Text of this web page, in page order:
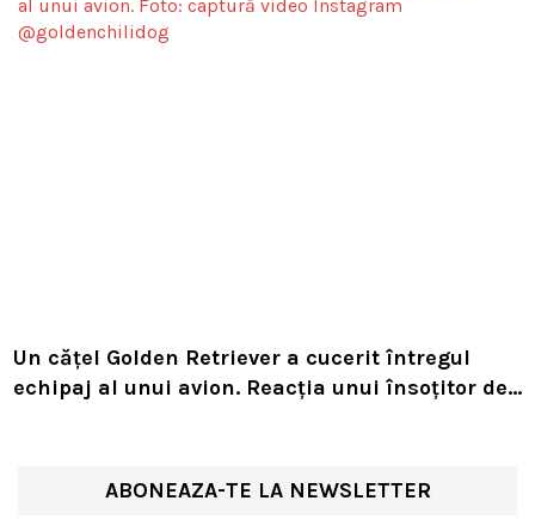
Un cățel Golden Retriever a cucerit întregul
echipaj al unui avion. Reacția unui însoțitor de
ABONEAZA-TE LA NEWSLETTER